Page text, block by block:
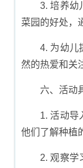
3. 培养幼
菜园的好处，
4. 为幼儿
然的热爱和关
六、活动
1. 活动导
他们了解种植
2. 观察学